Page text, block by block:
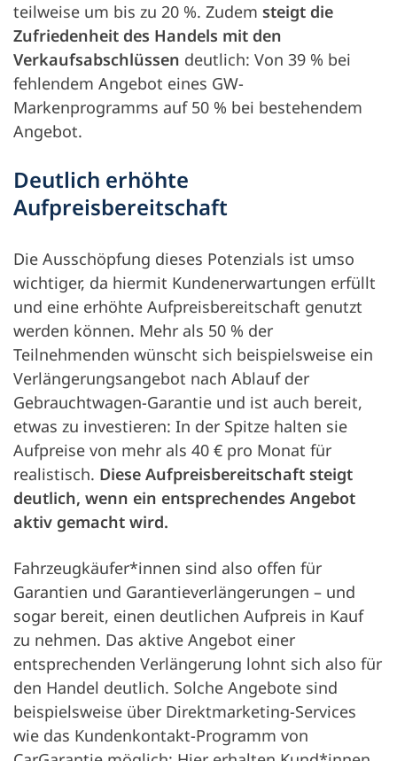
teilweise um bis zu 20 %. Zudem steigt die
Zufriedenheit des Handels mit den
Verkaufsabschlüssen deutlich: Von 39 % bei
fehlendem Angebot eines GW-
Markenprogramms auf 50 % bei bestehendem
Angebot.
Deutlich erhöhte
Aufpreisbereitschaft
Die Ausschöpfung dieses Potenzials ist umso
wichtiger, da hiermit Kundenerwartungen erfüllt
und eine erhöhte Aufpreisbereitschaft genutzt
werden können. Mehr als 50 % der
Teilnehmenden wünscht sich beispielsweise ein
Verlängerungsangebot nach Ablauf der
Gebrauchtwagen-Garantie und ist auch bereit,
etwas zu investieren: In der Spitze halten sie
Aufpreise von mehr als 40 € pro Monat für
realistisch. Diese Aufpreisbereitschaft steigt
deutlich, wenn ein entsprechendes Angebot
aktiv gemacht wird.
Fahrzeugkäufer*innen sind also offen für
Garantien und Garantieverlängerungen – und
sogar bereit, einen deutlichen Aufpreis in Kauf
zu nehmen. Das aktive Angebot einer
entsprechenden Verlängerung lohnt sich also für
den Handel deutlich. Solche Angebote sind
beispielsweise über Direktmarketing-Services
wie das Kundenkontakt-Programm von